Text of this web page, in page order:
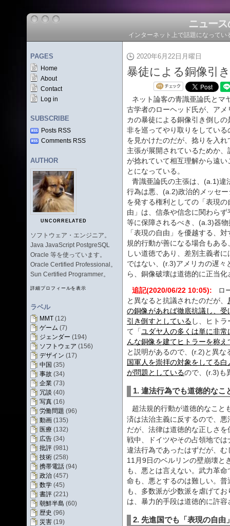
ニュー
インターネット上で話題になって
PAGES
Home
About
Contact
Log in
SUBSCRIBE
Posts RSS
Comments RSS
AUTHOR
UNCORRELATED
ソフトウェア・エンジニア。
Java JavaScript PostgreSQL
Oracle 等を使っています。
Oracle Certified Professional。
Sun Certified Programmer。
詳細プロフィールを表示
ラベル
MMT (12)
ゲーム (7)
ジェンダー (194)
ソフトウェア (156)
デザイン (17)
中国 (35)
事故 (34)
企業 (73)
冗談 (40)
写真 (16)
労働問題 (96)
動画 (135)
医療 (132)
広告 (34)
批評 (981)
技術 (258)
携帯電話 (94)
政治 (457)
数学 (45)
書評 (221)
朝鮮半島 (60)
歴史 (96)
災害 (19)
2020年6月22日月曜日
暴徒による銅像引
ネット論客の青識亜論氏とマ
古学者のローヘッド氏が、アメ
カの暴徒による銅像引き倒しの
非を巡ってやり取りをしている
を見かけたのだが、捻りを入れ
主張が展開されているためか、
が捻れていて相互理解から遠い
とになっている。
青識亜論氏の主張は、(a.1)違
行為は悪、(a.2)政治的メッセー
を発する権利としての「表現の
由」は、信条や信念に関わらず
等に保障されるべき、(a.3)器
「表現の自由」を優越する、
規的行動が善になる場合もあ
しい道徳であり、差別主義者
ではない、(r.3)アメリカの遅
ら、銅像破壊は道徳的に正当
追記(2020/06/22 10:05):
ロ
と異なると抗議されたのだが、
の銅像があれば徹底抗議し、
引き倒すとしている し、ヒト
て「ユダヤ人の多くは単に非
んな銅像を建てヒトラーを称
と説明があるので、(r.2)と異
国軍人を崇拝の対象をしてる
が問題としているので、(r.3)も
1. 違法行為でも道徳的なこ
超法規的行動が道徳的なこと
済は法治主義に反するので、
だが、法律は道徳的な正しさ
戦中、ドイツやその占領地で
違法行為であったはずだが、
11月9日のベルリンの壁崩壊と
も、悪とは言えない。武力革
命も、悪とするのは難しい。
も、多数派が少数派を虐げて
は、暴力的手段は道徳的に許容
2. 先進国でも「表現の自由